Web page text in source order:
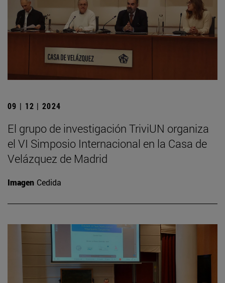
09 | 12 | 2024
El grupo de investigación TriviUN organiza
el VI Simposio Internacional en la Casa de
Velázquez de Madrid
Imagen Cedida